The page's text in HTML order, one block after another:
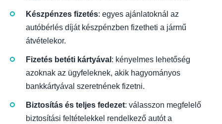
Készpénzes fizetés: egyes ajánlatoknál az
autóbérlés díját készpénzben fizetheti a jármű
átvételekor.
Fizetés betéti kártyával : kényelmes lehetőség
azoknak az ügyfeleknek, akik hagyományos
bankkártyával szeretnének fizetni.
Biztosítás és teljes fedezet: válasszon megfelelő
biztosítási feltételekkel rendelkező autót a